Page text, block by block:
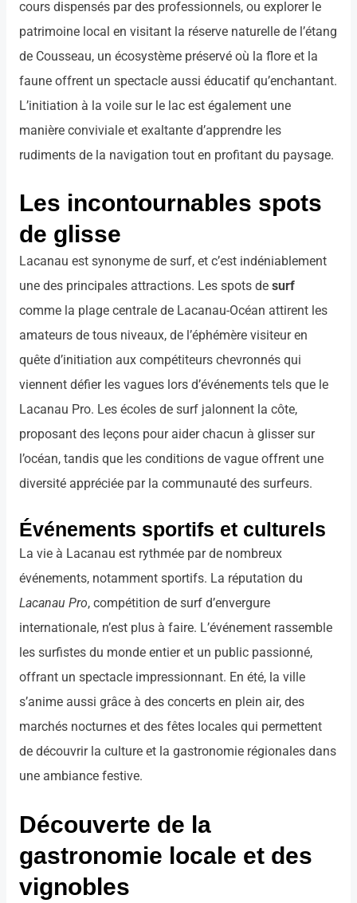
cours dispensés par des professionnels, ou explorer le
patrimoine local en visitant la réserve naturelle de l’étang
de Cousseau, un écosystème préservé où la flore et la
faune offrent un spectacle aussi éducatif qu’enchantant.
L’initiation à la voile sur le lac est également une
manière conviviale et exaltante d’apprendre les
rudiments de la navigation tout en profitant du paysage.
Les incontournables spots
de glisse
Lacanau est synonyme de surf, et c’est indéniablement
une des principales attractions. Les spots de surf
comme la plage centrale de Lacanau-Océan attirent les
amateurs de tous niveaux, de l’éphémère visiteur en
quête d’initiation aux compétiteurs chevronnés qui
viennent défier les vagues lors d’événements tels que le
Lacanau Pro. Les écoles de surf jalonnent la côte,
proposant des leçons pour aider chacun à glisser sur
l’océan, tandis que les conditions de vague offrent une
diversité appréciée par la communauté des surfeurs.
Événements sportifs et culturels
La vie à Lacanau est rythmée par de nombreux
événements, notamment sportifs. La réputation du
Lacanau Pro, compétition de surf d’envergure
internationale, n’est plus à faire. L’événement rassemble
les surfistes du monde entier et un public passionné,
offrant un spectacle impressionnant. En été, la ville
s’anime aussi grâce à des concerts en plein air, des
marchés nocturnes et des fêtes locales qui permettent
de découvrir la culture et la gastronomie régionales dans
une ambiance festive.
Découverte de la
gastronomie locale et des
vignobles